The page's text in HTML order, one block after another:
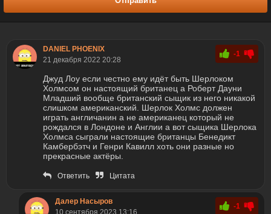
DANIEL PHOENIX
21 декабря 2022 20:28
-1
Джуд Лоу если честно ему идёт быть Шерлоком
Холмсом он настоящий британец а Роберт Дауни
Младший вообще британский сыщик из него никакой
слишком американский. Шерлок Холмс должен
играть англичанин а не американец который не
рождался в Лондоне и Англии а вот сыщика Шерлока
Холмса сыграли настоящие британцы Бенедикт
Камбербэтч и Генри Кавилл хоть они разные но
прекрасные актёры.
Ответить Цитата
Далер Насыров
10 сентября 2023 13:16
-1